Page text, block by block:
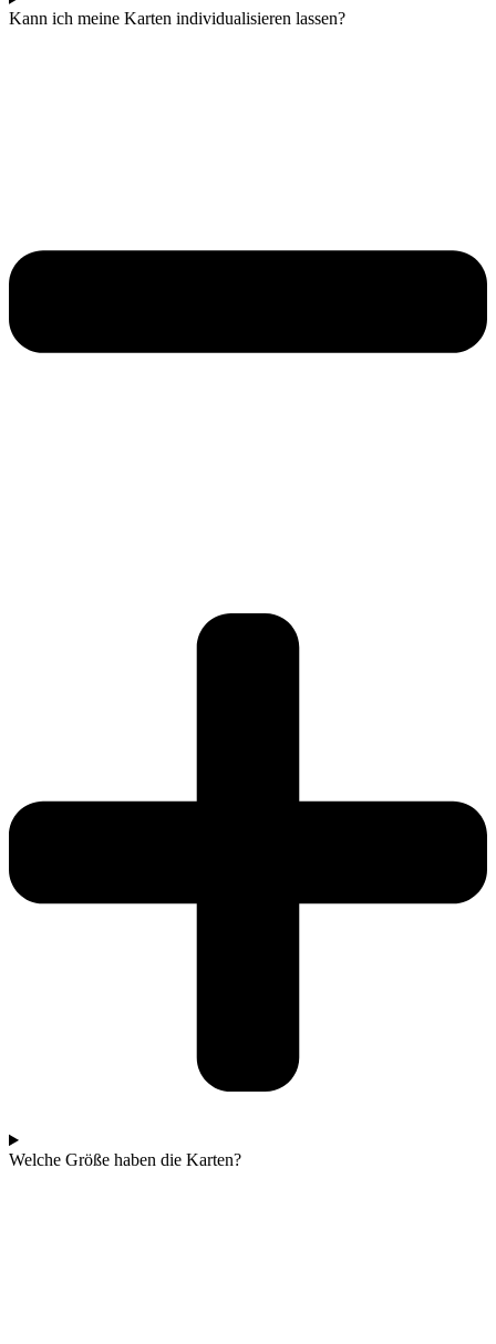
Kann ich meine Karten individualisieren lassen?
Welche Größe haben die Karten?